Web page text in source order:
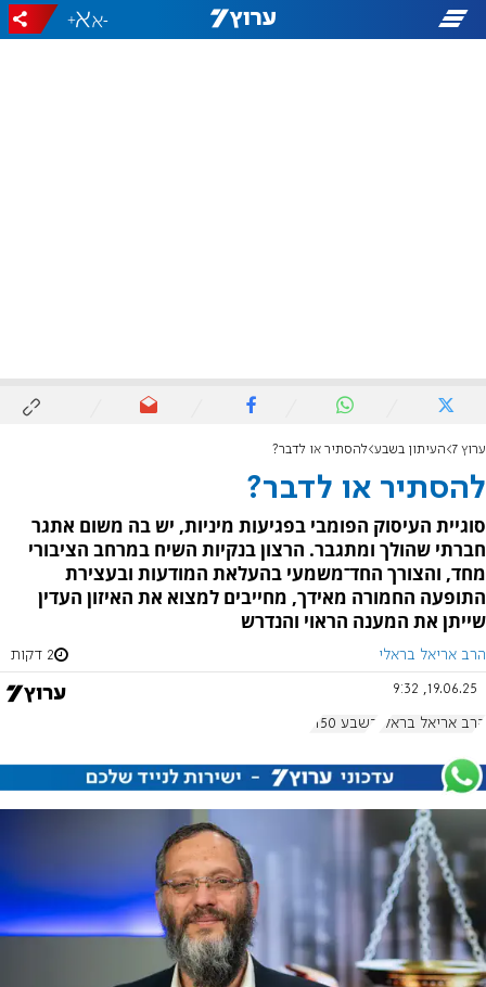
-
+
ערוץ 7 העיתון בשבע להסתיר או לדבר?
להסתיר או לדבר?
סוגיית העיסוק הפומבי בפגיעות מיניות, יש בה משום אתגר
חברתי שהולך ומתגבר. הרצון בנקיות השיח במרחב הציבורי
מחד, והצורך החד־משמעי בהעלאת המודעות ובעצירת
התופעה החמורה מאידך, מחייבים למצוא את האיזון העדין
שייתן את המענה הראוי והנדרש
הרב אריאל בראלי 2 דקות
19.06.25, 9:32
הרב אריאל בראלי בשבע 1150